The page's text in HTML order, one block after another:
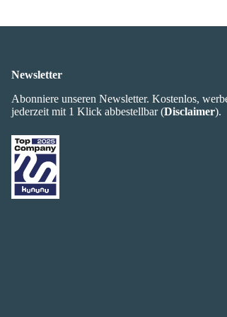
Newsletter
Abonniere unseren Newsletter. Kostenlos,
jederzeit mit 1 Klick abbestellbar (Disclaimer).